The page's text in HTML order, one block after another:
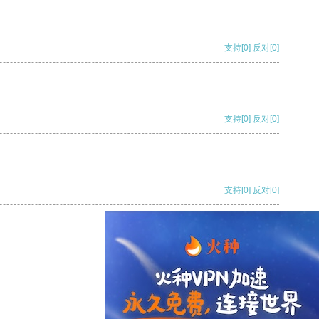
支持[0] 反对[0]
支持[0] 反对[0]
支持[0] 反对[0]